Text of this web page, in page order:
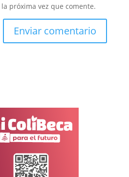
próxima vez que comente.